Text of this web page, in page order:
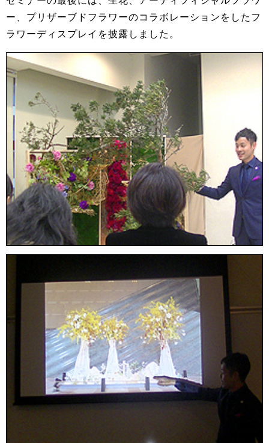
ー、プリザーブドフラワーのコラボレーションをしたフ
ラワーディスプレイを披露しました。